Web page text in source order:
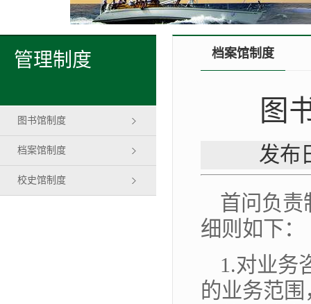
管理制度
图书馆制度
档案馆制度
校史馆制度
档案馆制度
图
发
首问负责
细则如下：
1.对业务
的业务范